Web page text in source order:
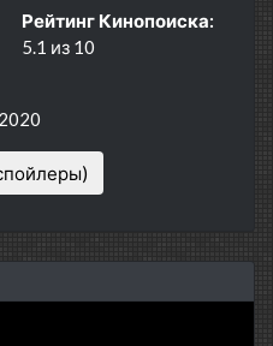
Рейтинг Кинопоиска:
5.1 из 10